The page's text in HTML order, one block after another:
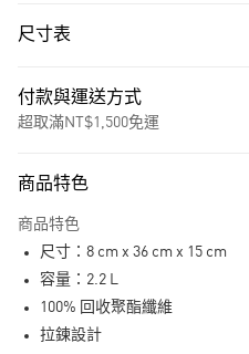
尺寸表
付款與運送方式
超取滿NT$1,500免運
LINE Pay
商品特色
商品特色
尺寸：8 cm x 36 cm x 15 cm
容量：2.2 L
100% 回收聚酯纖維
拉鍊設計